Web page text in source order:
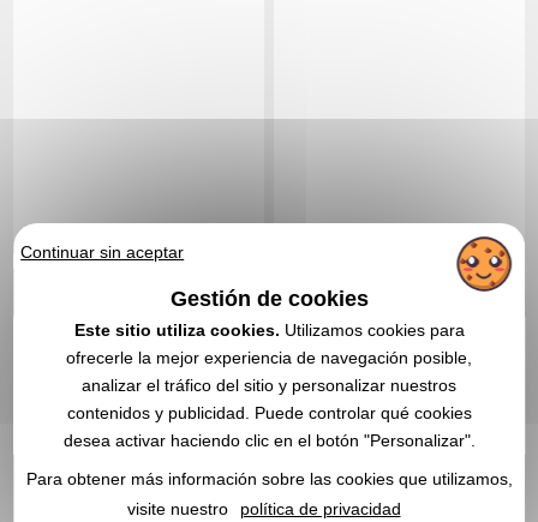
sin IVA
En stock: 7 699 unidades
CITA EXPRESA
Desde1,72 €
En stock: 2 316 unidades
CITA EXPRESA
Camiseta marinera de
rayas con bolsillo de
Continuar sin aceptar
Gestión de cookies
Este sitio utiliza cookies. Utilizamos cookies para
ofrecerle la mejor experiencia de navegación posible,
analizar el tráfico del sitio y personalizar nuestros
contenidos y publicidad. Puede controlar qué cookies
desea activar haciendo clic en el botón "Personalizar".
Para obtener más información sobre las cookies que utilizamos,
visite nuestro
política de privacidad